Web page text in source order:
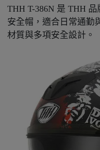
THH T-386N 是 THH 品
安全帽，適合日常通勤
材質與多項安全設計。